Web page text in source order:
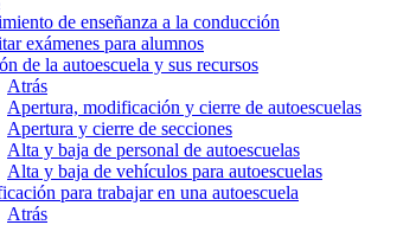
de enseñanza a la conducción
exámenes para alumnos
de la autoescuela y sus recursos
Atrás
Apertura, modificación y cierre de autoescuelas
Apertura y cierre de secciones
Alta y baja de personal de autoescuelas
Alta y baja de vehículos para autoescuelas
para trabajar en una autoescuela
Atrás